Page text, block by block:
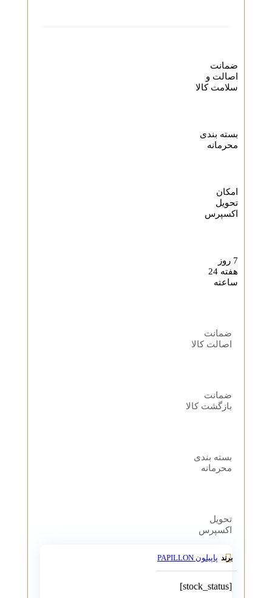
ضمانت
اصالت و
سلامت کالا
بسته بندی
محرمانه
تحویل
اکسپرس
هفته 24
ساعته
ضمانت
اصالت کالا
ضمانت
بازگشت کالا
بسته بندی
محرمانه
تحویل
اکسپرس
پاپیلون PAPILLON